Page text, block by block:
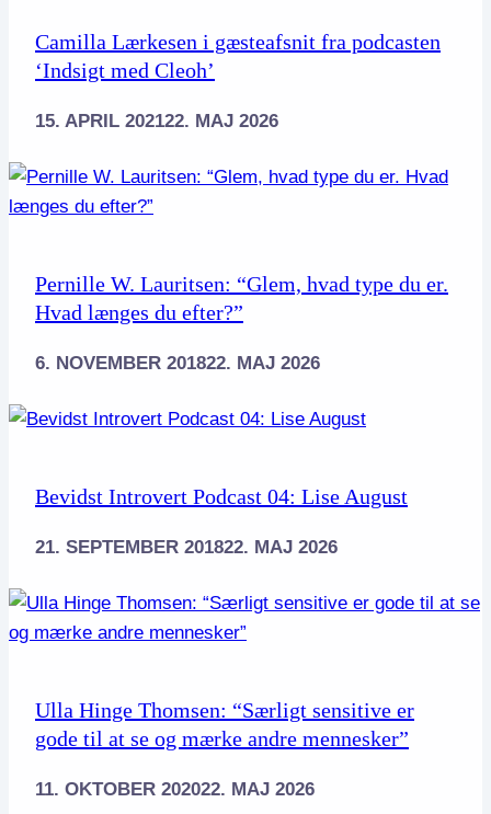
Camilla Lærkesen i gæsteafsnit fra podcasten
‘Indsigt med Cleoh’
15. APRIL 202122. MAJ 2026
Pernille W. Lauritsen: “Glem, hvad type du er.
Hvad længes du efter?”
6. NOVEMBER 201822. MAJ 2026
Bevidst Introvert Podcast 04: Lise August
21. SEPTEMBER 201822. MAJ 2026
Ulla Hinge Thomsen: “Særligt sensitive er
gode til at se og mærke andre mennesker”
11. OKTOBER 202022. MAJ 2026